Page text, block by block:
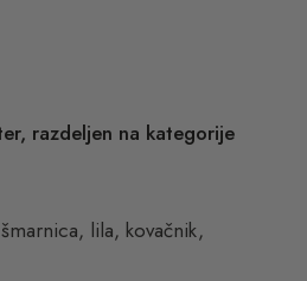
razdeljen na kategorije
lila, kovačnik,